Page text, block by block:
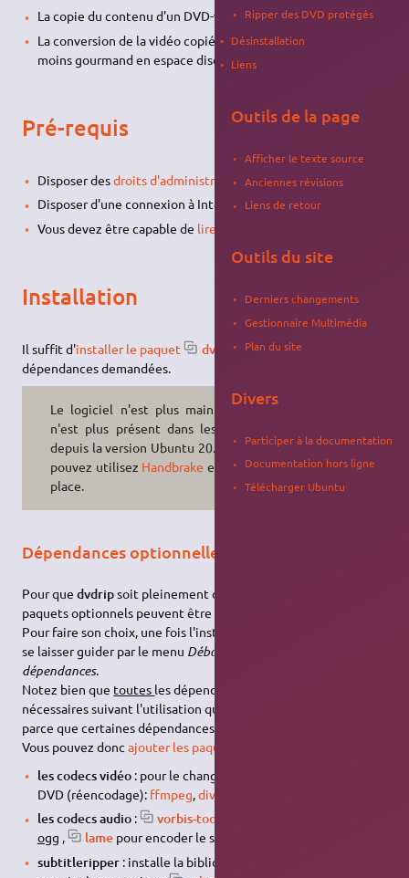
La copie du contenu d'un DVD-vidéo sur le disque dur,
La conversion de la vidéo copiée dans un autre format vidéo
moins gourmand en espace disque.
Pré-requis
Disposer desdroits d'administration .
Disposer d'une connexion à Internet configurée et activée.
Vous devez être capable de lire un DVD Vidéo
Installation
Il suffit d'installer le paquet dvdrip et acceptez les
dépendances demandées.
Le logiciel n'est plus maintenu, et
n'est plus présent dans les dépôts
depuis la version Ubuntu 20.04. Vous
pouvez utilisez Handbrake en lieu et
place.
Dépendances optionnelles de DVDrip
Pour quedvdripsoit pleinement opérationnel et pratique, des
paquets optionnels peuvent être ajoutés.
Pour faire son choix, une fois l'installation effectuée, on peut
se laisser guider par le menu Déboguer>Vérifier les
dépendances.
Notez bien que toutes les dépendances ne sont
nécessaires suivant l'utilisation que vous souhaitez faire, et
parce que certaines dépendances doublonnent les actions.
Vous pouvez doncajouter les paquets
les codecs vidéo: pour le changement de format de vidéo du
DVD (réencodage): ffmpeg,divx
les codecs audio : vorbis-tools
ogg , lame pour encoder le son en
subtitleripper: installe la bibliothèque nécessaire pour
Ripper des DVD protégés
Désinstallation
Liens
Outils de la page
Afficher le texte source
Anciennes révisions
Liens de retour
Outils du site
Derniers changements
Gestionnaire Multimédia
Plan du site
Divers
Participer à la documentation
Documentation hors ligne
Télécharger Ubuntu